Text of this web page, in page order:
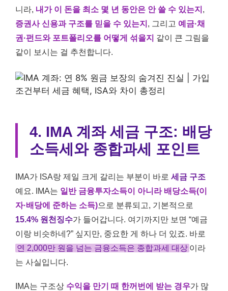
니라, 내가 이 돈을 최소 몇 년 동안은 안 쓸 수 있는지 ,
증권사 신용과 구조를 믿을 수 있는지 , 그리고 예금·채
권·펀드와 포트폴리오를 어떻게 섞을지 같이 큰 그림을
같이 보시는 걸 추천합니다.
4. IMA 계좌 세금 구조: 배당
소득세와 종합과세 포인트
IMA가 ISA랑 제일 크게 갈리는 부분이 바로 세금 구조
예요. IMA는 일반 금융투자소득이 아니라 배당소득(이
자·배당에 준하는 소득)으로 분류되고, 기본적으로
15.4% 원천징수가 들어갑니다. 여기까지만 보면 “예금
이랑 비슷하네?” 싶지만, 중요한 게 하나 더 있죠. 바로
연 2,000만 원을 넘는 금융소득은 종합과세 대상 이라
는 사실입니다.
IMA는 구조상 수익을 만기 때 한꺼번에 받는 경우가 많